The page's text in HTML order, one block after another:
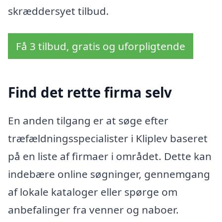
skræddersyet tilbud.
Få 3 tilbud, gratis og uforpligtende
Find det rette firma selv
En anden tilgang er at søge efter
træfældningsspecialister i Kliplev baseret
på en liste af firmaer i området. Dette kan
indebære online søgninger, gennemgang
af lokale kataloger eller spørge om
anbefalinger fra venner og naboer.